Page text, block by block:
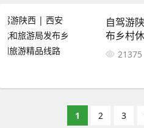
自驾游
布乡村
21375
1 2 3